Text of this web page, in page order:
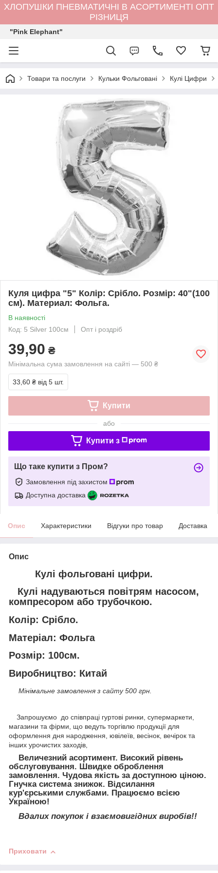
ХЛОПУШКИ ПНЕВМАТИЧНІ В АСОРТИМЕНТІ ОПТ
РІЗНИЦЯ
"Pink Elephant"
Товари та послуги Кульки Фольговані Кулі Цифри
Куля цифра "5" Колір: Срібло. Розмір: 40"(100
см). Материал: Фольга.
В наявності
Код: 5 Silver 100см
Опт і роздріб
39,90 ₴
Мінімальна сума замовлення на сайті — 500 ₴
33,60 ₴ від 5 шт.
Купити
або
Купити з
Що таке купити з Пром?
Замовлення під захистом
Доступна доставка
Опис Характеристики Відгуки про товар Доставка
Опис
Кулі фольговані цифри.
Кулі надуваються повітрям насосом,
компресором або трубочкою.
Колір: Срібло.
Матеріал: Фольга
Розмір: 100см.
Виробництво: Китай
Мінімальне замовлення з сайту 500 грн.
Запрошуємо до співпраці гуртові ринки, супермаркети,
магазини та фірми, що ведуть торгівлю продукції для
оформлення дня народження, ювілеїв, весінок, вечірок та
інших урочистих заходів,
Величезний асортимент. Високий рівень
обслуговування. Швидке оброблення
замовлення. Чудова якість за доступною ціною.
Гнучка система знижок. Відсилання
кур'єрськими службами. Працюємо всією
Україною!
Вдалих покупок і взаємовигідних виробів!!
Приховати